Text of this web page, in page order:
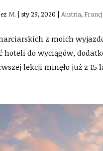
M. |sty 29, 2020 |Austria,
z moich
hoteli do wyciągów,
lekcji minęło już z 15